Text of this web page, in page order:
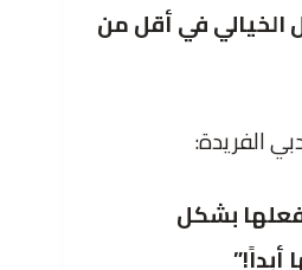
في أقل من
الفريدة:
بشكل
أبداً!”